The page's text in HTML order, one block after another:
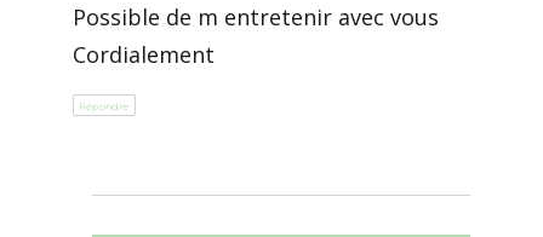
Possible de m entretenir avec vous
Cordialement
Répondre